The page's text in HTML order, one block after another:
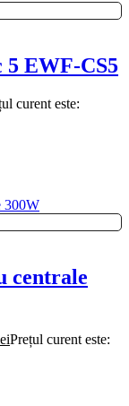
EWF-CS5
curent este:
centrale
Prețul curent este: